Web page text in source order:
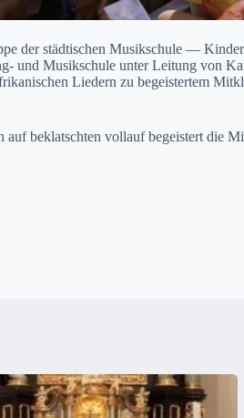
der städtis­chen Musikschule —
und Musikschule unter Leitung von
Liedern zu begeis­tertem
auf beklatscht­en vol­lauf begeis­tert die